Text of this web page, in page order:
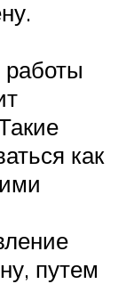
работы
как
путем